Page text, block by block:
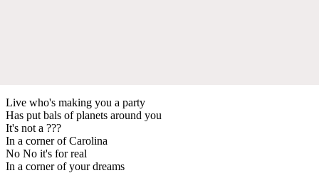
Live who's making you a party
Has put bals of planets around you
It's not a ???
In a corner of Carolina
No No it's for real
In a corner of your dreams